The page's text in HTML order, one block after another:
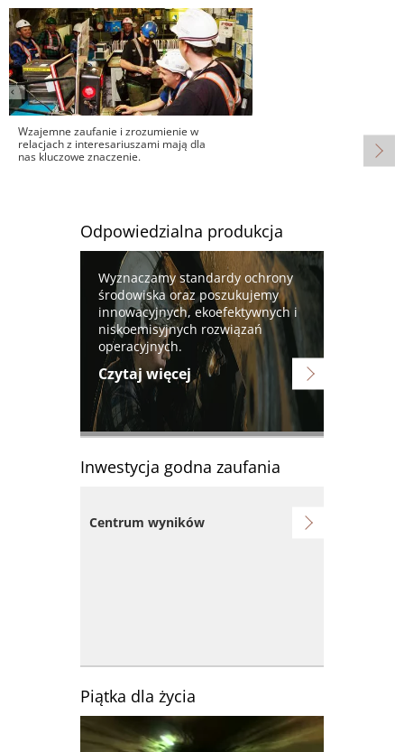
Obraz
Wzajemne zaufanie i zrozumienie w
relacjach z interesariuszami mają dla
nas kluczowe znaczenie.
Odpowiedzialna produkcja
Obraz
Wyznaczamy standardy ochrony
środowiska oraz poszukujemy
innowacyjnych, ekoefektywnych i
niskoemisyjnych rozwiązań
operacyjnych.
Czytaj więcej
Inwestycja godna zaufania
Centrum wyników
Piątka dla życia